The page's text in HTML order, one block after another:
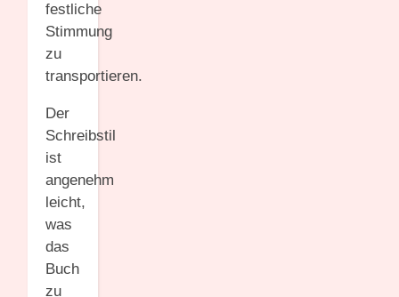
festliche
Stimmung
zu
transportieren.
Der
Schreibstil
ist
angenehm
leicht,
was
das
Buch
zu